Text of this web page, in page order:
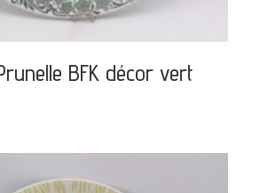
BFK décor vert